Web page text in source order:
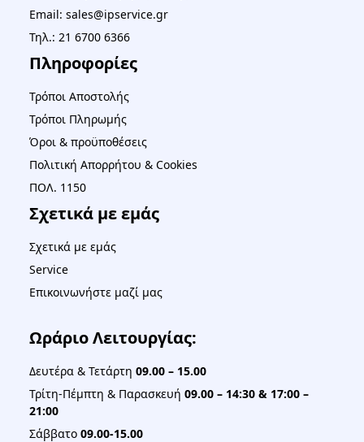
Email: sales@ipservice.gr
Τηλ.: 21 6700 6366
Πληροφορίες
Τρόποι Αποστολής
Τρόποι Πληρωμής
Όροι & προϋποθέσεις
Πολιτική Απορρήτου & Cookies
ΠΟΛ. 1150
Σχετικά με εμάς
Σχετικά με εμάς
Service
Επικοινωνήστε μαζί μας
Ωράριο Λειτουργίας:
Δευτέρα & Τετάρτη 09.00 – 15.00
Τρίτη-Πέμπτη & Παρασκευή 09.00 – 14:30 & 17:00 –
21:00
Σάββατο 09.00-15.00